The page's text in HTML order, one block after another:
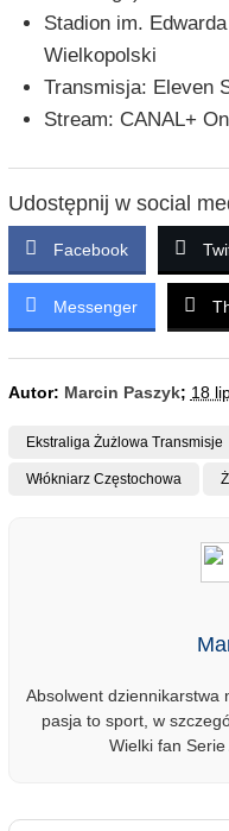
Stadion im.
Wielkopolski
Transmisja: Eleven
Stream: CANAL+
Udostępnij w social
Facebook
Messenger
Autor: Marcin Paszyk; 18
Ekstraliga Żużlowa Transmisje
Włókniarz Częstochowa
Absolwent dziennikarstwa
pasja to sport, w
Wielki fan Serie